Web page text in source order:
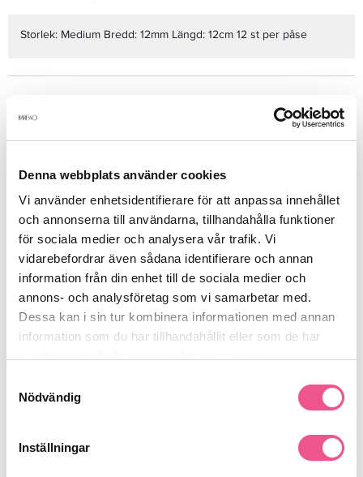
Denna webbplats använder cookies
Vi använder enhetsidentifierare för att anpassa innehållet
och annonserna till användarna, tillhandahålla funktioner
för sociala medier och analysera vår trafik. Vi
vidarebefordrar även sådana identifierare och annan
information från din enhet till de sociala medier och
annons- och analysföretag som vi samarbetar med.
Dessa kan i sin tur kombinera informationen med annan
information som du har tillhandahållit eller som de har
Nödvändig
Inställningar
Storlek: Medium Bredd: 12mm Längd: 12cm 12 st per påse
Produktdetaljer
Finns i:
Permanent & Keratin
Outlet
Liknande produkter
-50%